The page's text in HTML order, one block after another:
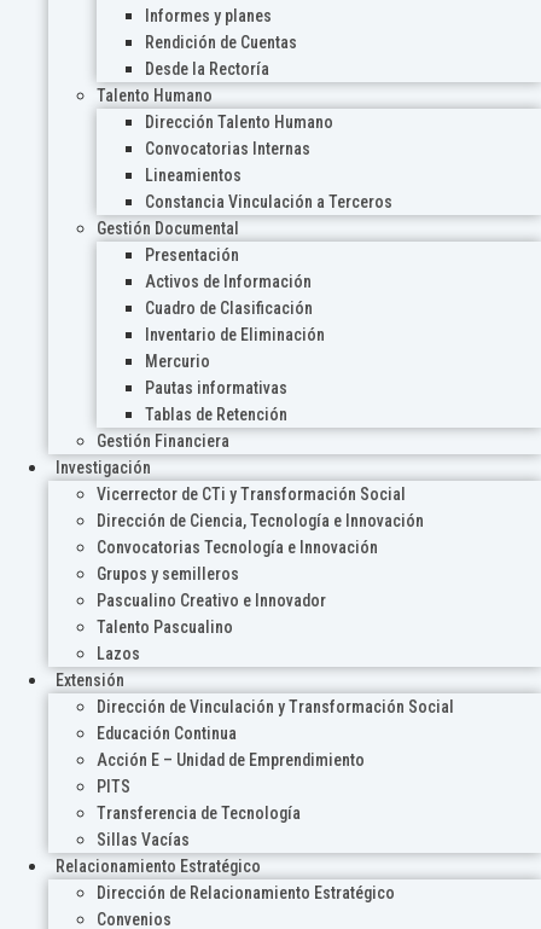
Informes y planes
Rendición de Cuentas
Desde la Rectoría
Talento Humano
Dirección Talento Humano
Convocatorias Internas
Lineamientos
Constancia Vinculación a Terceros
Gestión Documental
Presentación
Activos de Información
Cuadro de Clasificación
Inventario de Eliminación
Mercurio
Pautas informativas
Tablas de Retención
Gestión Financiera
Investigación
Vicerrector de CTi y Transformación Social
Dirección de Ciencia, Tecnología e Innovación
Convocatorias Tecnología e Innovación
Grupos y semilleros
Pascualino Creativo e Innovador
Talento Pascualino
Lazos
Extensión
Dirección de Vinculación y Transformación Social
Educación Continua
Acción E – Unidad de Emprendimiento
PITS
Transferencia de Tecnología
Sillas Vacías
Relacionamiento Estratégico
Dirección de Relacionamiento Estratégico
Convenios